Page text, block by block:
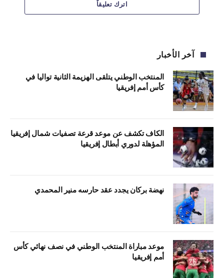
اترك تعليقاً
آخر الأخبار
المنتخب الوطني يتلقى الهزيمة الثانية تواليا في
كأس أمم إفريقيا
الكاف تكشف عن موعد قرعة تصفيات شمال إفريقيا
المؤهلة لدوري أبطال إفريقيا
نهضة بركان يجدد عقد حارسه منير المحمدي
موعد مباراة المنتخب الوطني في نصف نهائي كأس
أمم إفريقيا